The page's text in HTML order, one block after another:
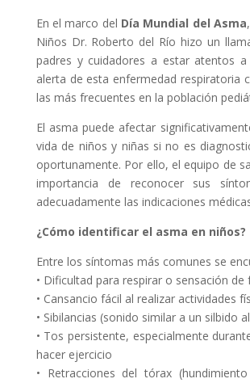
En el marco del Día Mundial del Asma
Niños Dr. Roberto del Río hizo un
padres y cuidadores a estar atentos
alerta de esta enfermedad respiratoria
las más frecuentes en la población
El asma puede afectar
vida de niños y niñas si no es
oportunamente. Por ello, el equipo de
importancia de reconocer sus
adecuadamente las indicaciones
¿Cómo identificar el asma en niños?
Entre los síntomas más comunes se
• Dificultad para respirar o sensación de
• Cansancio fácil al realizar actividades
• Sibilancias (sonido similar a un silbido
• Tos persistente, especialmente
hacer ejercicio
• Retracciones del tórax